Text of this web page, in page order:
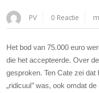
PV 0 Reactie
Het bod van 75.000 euro
die het accepteerde. Over
gesproken. Ten Cate zei
„ridicuul’’ was, ook omdat